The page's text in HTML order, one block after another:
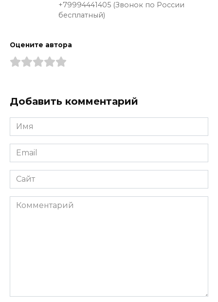
+79994441405 (Звонок по России
бесплатный)
Оцените автора
Добавить комментарий
Имя
*
Email
*
Сайт
Комментарий